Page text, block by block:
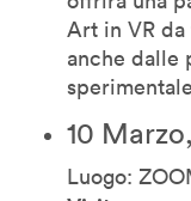
Art in VR
anche dalle
10
Luogo: